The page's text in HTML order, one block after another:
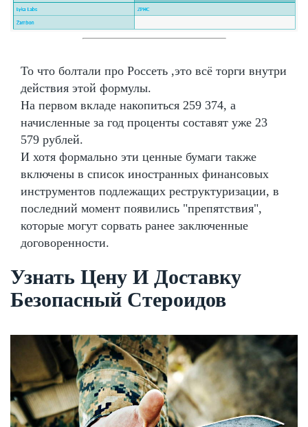
То что болтали про Россеть ,это всё торги внутри
действия этой формулы.
На первом вкладе накопиться 259 374, а
начисленные за год проценты составят уже 23
579 рублей.
И хотя формально эти ценные бумаги также
включены в список иностранных финансовых
инструментов подлежащих реструктуризации, в
последний момент появились "препятствия",
которые могут сорвать ранее заключенные
договоренности.
Узнать Цену И Доставку
Безопасный Стероидов